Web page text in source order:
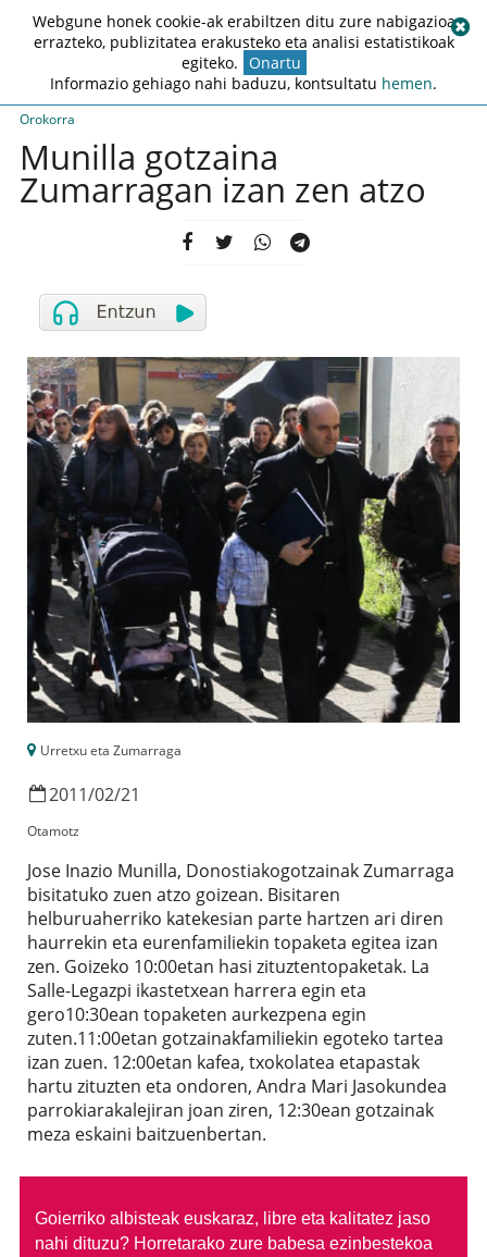
Orokorra
Munilla gotzaina
Zumarragan izan zen atzo
Urretxu eta Zumarraga
2011/02/21
Otamotz
Jose Inazio Munilla, Donostiakogotzainak Zumarraga
bisitatuko zuen atzo goizean. Bisitaren
helburuaherriko katekesian parte hartzen ari diren
haurrekin eta eurenfamiliekin topaketa egitea izan
zen. Goizeko 10:00etan hasi zituztentopaketak. La
Salle-Legazpi ikastetxean harrera egin eta
gero10:30ean topaketen aurkezpena egin
zuten.11:00etan gotzainakfamiliekin egoteko tartea
izan zuen. 12:00etan kafea, txokolatea etapastak
hartu zituzten eta ondoren, Andra Mari Jasokundea
parrokiarakalejiran joan ziren, 12:30ean gotzainak
meza eskaini baitzuenbertan.
Goierriko albisteak euskaraz, libre eta kalitatez jaso
nahi dituzu? Horretarako zure babesa ezinbestekoa
Webgune honek cookie-ak erabiltzen ditu zure nabigazioa
errazteko, publizitatea erakusteko eta analisi estatistikoak
egiteko. Onartu
Informazio gehiago nahi baduzu, kontsultatu hemen.